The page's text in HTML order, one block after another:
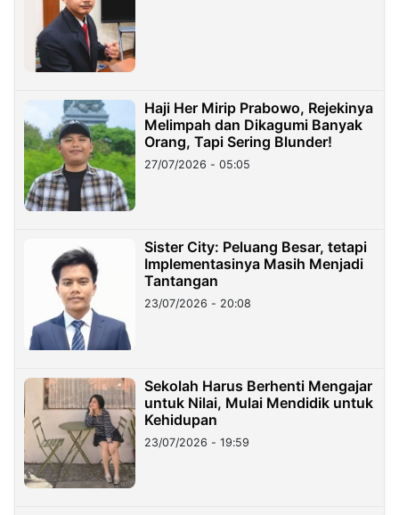
Haji Her Mirip Prabowo, Rejekinya
Melimpah dan Dikagumi Banyak
Orang, Tapi Sering Blunder!
27/07/2026 - 05:05
Sister City: Peluang Besar, tetapi
Implementasinya Masih Menjadi
Tantangan
23/07/2026 - 20:08
Sekolah Harus Berhenti Mengajar
untuk Nilai, Mulai Mendidik untuk
Kehidupan
23/07/2026 - 19:59